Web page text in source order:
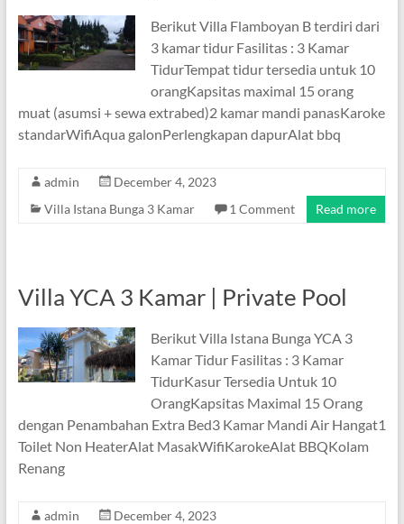
Berikut Villa Flamboyan B terdiri dari
3 kamar tidur Fasilitas : 3 Kamar
TidurTempat tidur tersedia untuk 10
orangKapsitas maximal 15 orang
muat (asumsi + sewa extrabed)2 kamar mandi panasKaroke
standarWifiAqua galonPerlengkapan dapurAlat bbq
admin
December 4, 2023
Villa Istana Bunga 3 Kamar
1 Comment Read more
Villa YCA 3 Kamar | Private Pool
Berikut Villa Istana Bunga YCA 3
Kamar Tidur Fasilitas : 3 Kamar
TidurKasur Tersedia Untuk 10
OrangKapsitas Maximal 15 Orang
dengan Penambahan Extra Bed3 Kamar Mandi Air Hangat1
Toilet Non HeaterAlat MasakWifiKarokeAlat BBQKolam
Renang
admin
December 4, 2023